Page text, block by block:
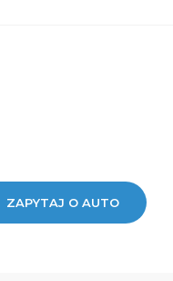
ZAPYTAJ O AUTO